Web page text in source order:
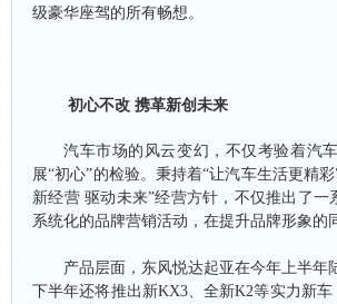
级豪华座驾的所有畅想。
初心不改 携革新创未来
汽车市场的风云变幻，不仅考验着汽
展“初心”的检验。秉持着“让汽车生活更精
新经营 驱动未来”经营方针，不仅推出了
系统化的品牌营销活动，在提升品牌形象
产品层面，东风悦达起亚在今年上半年
下半年还将推出新KX3、全新K2等实力新